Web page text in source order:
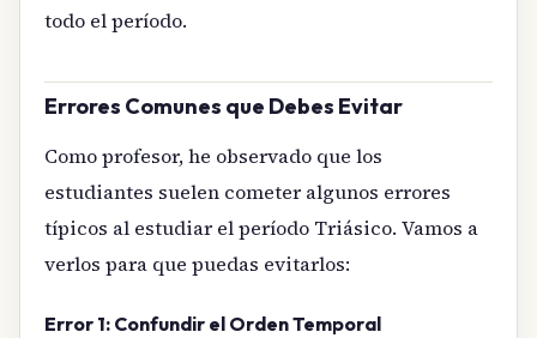
todo el período.
Errores Comunes que Debes Evitar
Como profesor, he observado que los
estudiantes suelen cometer algunos errores
típicos al estudiar el período Triásico. Vamos a
verlos para que puedas evitarlos:
Error 1: Confundir el Orden Temporal